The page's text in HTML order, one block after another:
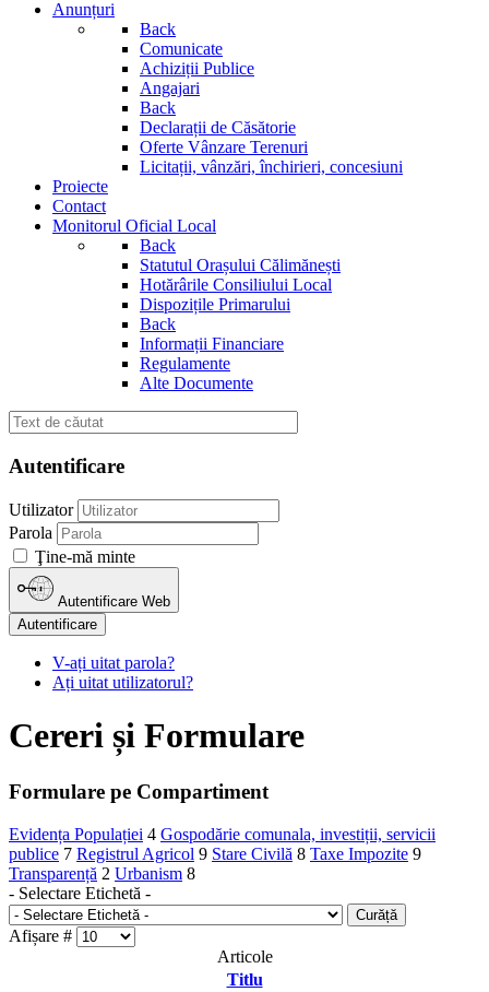
Anunțuri
Back
Comunicate
Achiziții Publice
Angajari
Back
Declarații de Căsătorie
Oferte Vânzare Terenuri
Licitații, vânzări, închirieri, concesiuni
Proiecte
Contact
Monitorul Oficial Local
Back
Statutul Orașului Călimănești
Hotărârile Consiliului Local
Dispozițile Primarului
Back
Informații Financiare
Regulamente
Alte Documente
Autentificare
Utilizator
Parola
Ţine-mă minte
Autentificare Web
Autentificare
V-ați uitat parola?
Ați uitat utilizatorul?
Cereri și Formulare
Formulare pe Compartiment
Evidența Populației 4 Gospodărie comunala, investiții, servicii
publice 7 Registrul Agricol 9 Stare Civilă 8 Taxe Impozite 9
Transparență 2 Urbanism 8
- Selectare Etichetă -
Curăță
Afișare #
Articole
Titlu